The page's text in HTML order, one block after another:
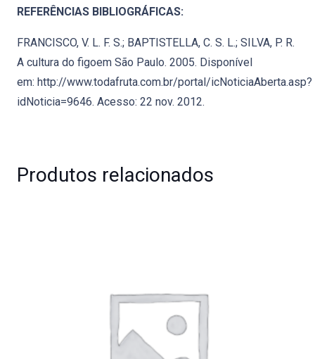
REFERÊNCIAS BIBLIOGRÁFICAS:
FRANCISCO, V. L. F. S.; BAPTISTELLA, C. S. L.; SILVA, P. R.
A cultura do figoem São Paulo. 2005. Disponível
em: http://www.todafruta.com.br/portal/icNoticiaAberta.asp?
idNoticia=9646. Acesso: 22 nov. 2012.
Produtos relacionados